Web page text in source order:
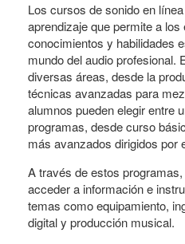
Los cursos de sonido en
aprendizaje que permite a
conocimientos y habilidades
mundo del audio profesional.
diversas áreas, desde la
técnicas avanzadas para
alumnos pueden elegir entre
programas, desde curso
más avanzados dirigidos por
A través de estos
acceder a información e
temas como equipamiento,
digital y producción musical.